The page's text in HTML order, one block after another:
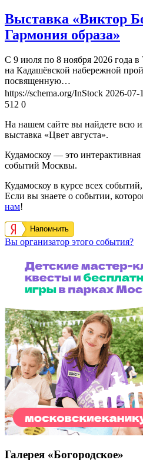
Выставка «Виктор
Гармония образа»
С 9 июля по 8 ноября 2026 года в
на Кадашёвской набережной
посвященную…
https://schema.org/InStock 2026-07-
512 0
На нашем сайте вы найдете всю
выставка «Цвет августа».
Кудамоскоу — это
событий Москвы.
Кудамоскоу в курсе всех
Если вы знаете о событии,
нам!
Напомнить
Вы организатор этого события?
Галерея «Богородское»